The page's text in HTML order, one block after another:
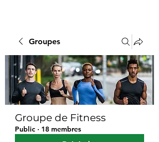
Groupes
Groupe de Fitness
Public · 18 membres